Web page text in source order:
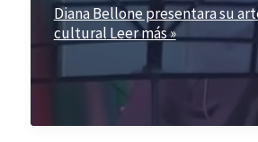
Diana Bellone presentara su
cultural Leer más »